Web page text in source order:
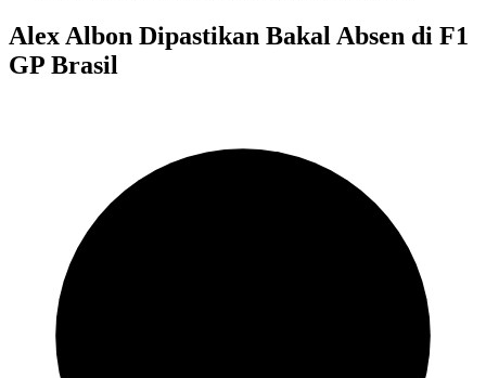
Alex Albon Dipastikan Bakal Absen di F1
GP Brasil